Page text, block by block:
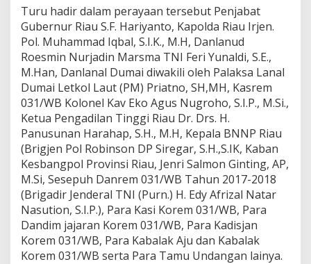
Turu hadir dalam perayaan tersebut Penjabat
Gubernur Riau S.F. Hariyanto, Kapolda Riau Irjen.
Pol. Muhammad Iqbal, S.I.K., M.H, Danlanud
Roesmin Nurjadin Marsma TNI Feri Yunaldi, S.E.,
M.Han, Danlanal Dumai diwakili oleh Palaksa Lanal
Dumai Letkol Laut (PM) Priatno, SH,MH, Kasrem
031/WB Kolonel Kav Eko Agus Nugroho, S.I.P., M.Si.,
Ketua Pengadilan Tinggi Riau Dr. Drs. H.
Panusunan Harahap, S.H., M.H, Kepala BNNP Riau
(Brigjen Pol Robinson DP Siregar, S.H.,S.IK, Kaban
Kesbangpol Provinsi Riau, Jenri Salmon Ginting, AP,
M.Si, Sesepuh Danrem 031/WB Tahun 2017-2018
(Brigadir Jenderal TNI (Purn.) H. Edy Afrizal Natar
Nasution, S.I.P.), Para Kasi Korem 031/WB, Para
Dandim jajaran Korem 031/WB, Para Kadisjan
Korem 031/WB, Para Kabalak Aju dan Kabalak
Korem 031/WB serta Para Tamu Undangan lainya.